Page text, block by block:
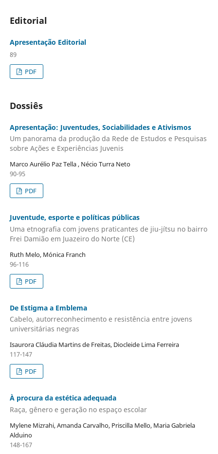
Editorial
Apresentação Editorial
89
PDF
Dossiês
Apresentação: Juventudes, Sociabilidades e Ativismos
Um panorama da produção da Rede de Estudos e Pesquisas
sobre Ações e Experiências Juvenis
Marco Aurélio Paz Tella , Nécio Turra Neto
90-95
PDF
Juventude, esporte e políticas públicas
Uma etnografia com jovens praticantes de jiu-jítsu no bairro
Frei Damião em Juazeiro do Norte (CE)
Ruth Melo, Mónica Franch
96-116
PDF
De Estigma a Emblema
Cabelo, autorreconhecimento e resistência entre jovens
universitárias negras
Isaurora Cláudia Martins de Freitas, Diocleide Lima Ferreira
117-147
PDF
À procura da estética adequada
Raça, gênero e geração no espaço escolar
Mylene Mizrahi, Amanda Carvalho, Priscilla Mello, Maria Gabriela
Alduino
148-167